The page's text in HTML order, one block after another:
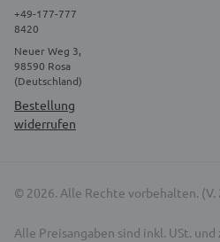
+49-177-777
8420
Neuer Weg 3,
98590 Rosa
(Deutschland)
Bestellung
widerrufen
© 2026. Alle Rechte vorbehalten. (V.
Alle Preisangaben sind inkl. USt. und